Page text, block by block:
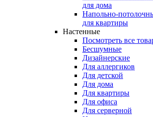
для дома
Напольно-
для квартиры
Настенные
Посмотреть все
Бесшумные
Дизайнерские
Для аллергиков
Для детской
Для дома
Для квартиры
Для офиса
Для серверной